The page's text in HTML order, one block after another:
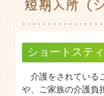
ショートステ
介護をされている
や、ご家族の介護負